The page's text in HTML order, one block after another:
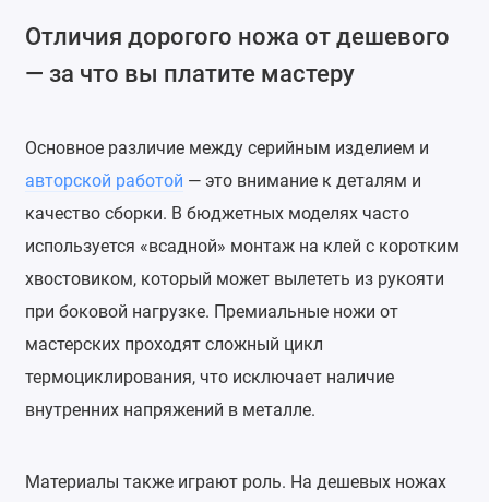
Отличия дорогого ножа от дешевого
— за что вы платите мастеру
Основное различие между серийным изделием и
авторской работой — это внимание к деталям и
качество сборки. В бюджетных моделях часто
используется «всадной» монтаж на клей с коротким
хвостовиком, который может вылететь из рукояти
при боковой нагрузке. Премиальные ножи от
мастерских проходят сложный цикл
термоциклирования, что исключает наличие
внутренних напряжений в металле.
Материалы также играют роль. На дешевых ножах